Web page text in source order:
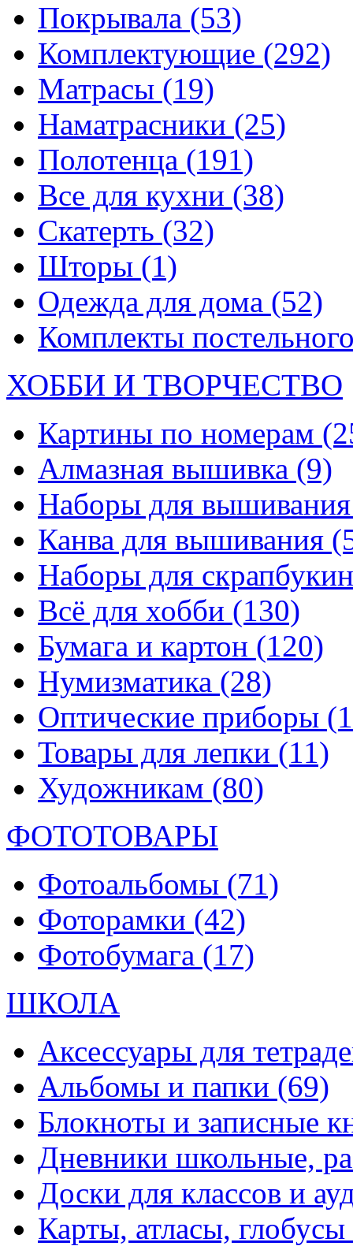
Покрывала (53)
Комплектующие (292)
Матрасы (19)
Наматрасники (25)
Полотенца (191)
Все для кухни (38)
Скатерть (32)
Шторы (1)
Одежда для дома (52)
Комплекты
ХОББИ И ТВОРЧЕСТВО
Картины по номерам
Алмазная вышивка (9)
Наборы для
Канва для вышивания
Наборы для
Всё для хобби (130)
Бумага и картон (120)
Нумизматика (28)
Оптические приборы
Товары для лепки (11)
Художникам (80)
ФОТОТОВАРЫ
Фотоальбомы (71)
Фоторамки (42)
Фотобумага (17)
ШКОЛА
Аксессуары для
Альбомы и папки (69)
Блокноты и записные
Дневники школьные,
Доски для классов и
Карты, атласы, глобусы